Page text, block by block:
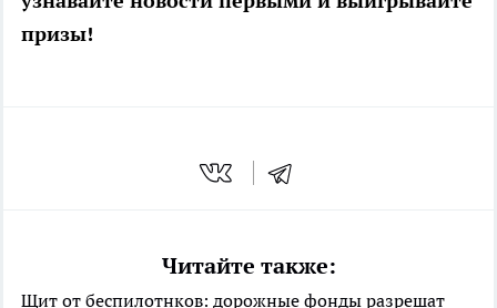
призы!
Читайте также:
Щит от беспилотнков: дорожные фонды разрешат